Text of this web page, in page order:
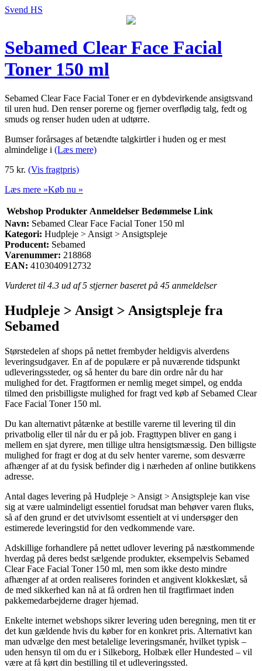
Svend HS
Sebamed Clear Face Facial
Toner 150 ml
Sebamed Clear Face Facial Toner er en dybdevirkende ansigtsvand
til uren hud. Den renser porerne og fjerner overflødig talg, fedt og
smuds og renser huden uden at udtørre.
Bumser forårsages af betændte talgkirtler i huden og er mest
almindelige i (Læs mere)
75 kr. (Vis fragtpris)
Læs mere »Køb nu »
Webshop Produkter Anmeldelser Bedømmelse Link
Navn: Sebamed Clear Face Facial Toner 150 ml
Kategori: Hudpleje > Ansigt > Ansigtspleje
Producent: Sebamed
Varenummer: 218868
EAN: 4103040912732
Vurderet til 4.3 ud af 5 stjerner baseret på 45 anmeldelser
Hudpleje > Ansigt > Ansigtspleje fra
Sebamed
Størstedelen af shops på nettet frembyder heldigvis alverdens
leveringsudgaver. En af de populære er på nuværende tidspunkt
udleveringssteder, og så henter du bare din ordre når du har
mulighed for det. Fragtformen er nemlig meget simpel, og endda
tilmed den prisbilligste mulighed for fragt ved køb af Sebamed Clear
Face Facial Toner 150 ml.
Du kan alternativt påtænke at bestille varerne til levering til din
privatbolig eller til når du er på job. Fragttypen bliver en gang i
mellem en sjat dyrere, men tillige ultra hensigtsmæssig. Den billigste
mulighed for fragt er dog at du selv henter varerne, som desværre
afhænger af at du fysisk befinder dig i nærheden af online butikkens
adresse.
Antal dages levering på Hudpleje > Ansigt > Ansigtspleje kan vise
sig at være ualmindeligt essentiel forudsat man behøver varen fluks,
så af den grund er det utvivlsomt essentielt at vi undersøger den
estimerede leveringstid for den vedkommende vare.
Adskillige forhandlere på nettet udlover levering på næstkommende
hverdag på deres bedst sælgende produkter, eksempelvis Sebamed
Clear Face Facial Toner 150 ml, men som ikke desto mindre
afhænger af at orden realiseres forinden et angivent klokkeslæt, så
de med sikkerhed kan nå at få ordren hen til fragtfirmaet inden
pakkemedarbejderne drager hjemad.
Enkelte internet webshops sikrer levering uden beregning, men tit er
det kun gældende hvis du køber for en konkret pris. Alternativt kan
man udvælge den mest betalelige leveringsmanér, hvilket typisk –
uden hensyn til om du er i Silkeborg, Holbæk eller Hundested – vil
være at få kørt din bestilling til et udleveringssted.